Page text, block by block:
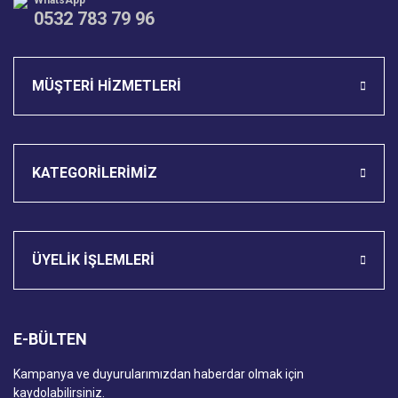
0532 783 79 96
MÜŞTERİ HİZMETLERİ
KATEGORİLERİMİZ
ÜYELİK İŞLEMLERİ
E-BÜLTEN
Kampanya ve duyurularımızdan haberdar olmak için
kaydolabilirsiniz.